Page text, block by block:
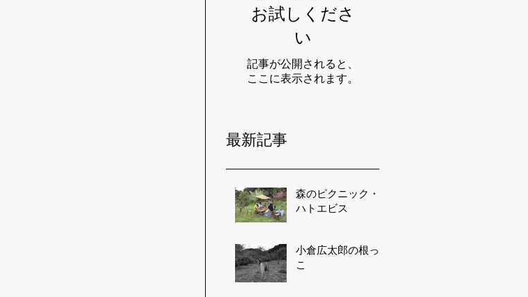
お試しくださ
い
記事が公開されると、
ここに表示されます。
最新記事
森のピクニック・
ハトエビス
小倉広太郎の根っ
こ